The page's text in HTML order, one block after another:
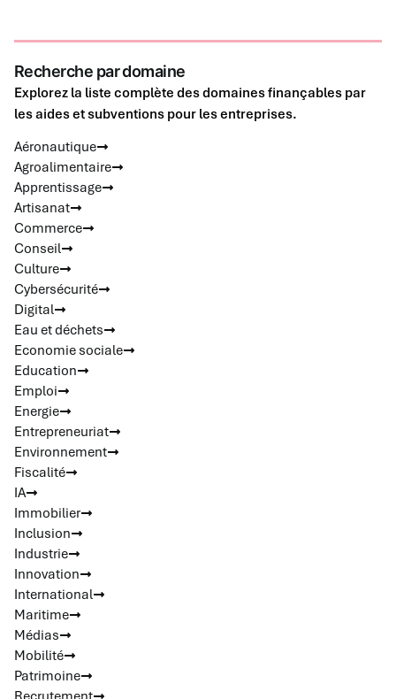
Recherche par domaine
Explorez la liste complète des domaines finançables par
les aides et subventions pour les entreprises.
Aéronautique
Agroalimentaire
Apprentissage
Artisanat
Commerce
Conseil
Culture
Cybersécurité
Digital
Eau et déchets
Economie sociale
Education
Emploi
Energie
Entrepreneuriat
Environnement
Fiscalité
IA
Immobilier
Inclusion
Industrie
Innovation
International
Maritime
Médias
Mobilité
Patrimoine